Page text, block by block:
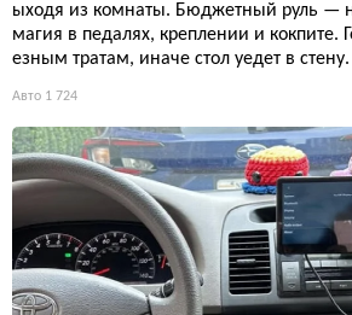
ыходя из комнаты. Бюджетный руль —
магия в педалях, креплении и кокпите.
езным тратам, иначе стол уедет в стену.
Авто 1 724